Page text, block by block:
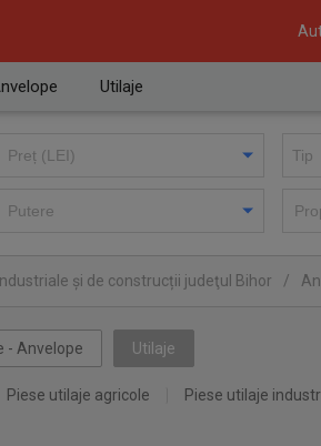
Utilaje
și de construcții judeţul Bihor /
- Anvelope Utilaje
Piese utilaje agricole Piese utilaje